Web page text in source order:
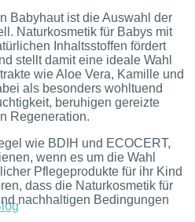
Babyhaut ist die Auswahl der
Naturkosmetik für Babys mit
Inhaltsstoffen fördert
stellt damit eine ideale Wahl
wie Aloe Vera, Kamille und
als besonders wohltuend
beruhigen gereizte
Regeneration.
wie BDIH und ECOCERT,
wenn es um die Wahl
Pflegeprodukte für ihr Kind
dass die Naturkosmetik für
nachhaltigen Bedingungen